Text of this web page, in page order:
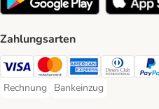
Zahlungsarten
Visa Payment Method
Mastercard Payment Method
American Express
Diners Club
Rechnung
Rechnung Payment Method
Bankeinzug
Bankeinzug Payment